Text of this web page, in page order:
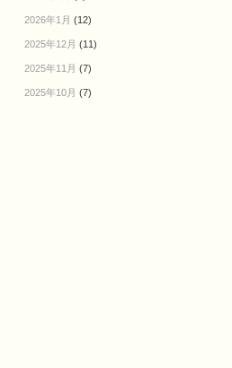
2026年1月 (12)
2025年12月 (11)
2025年11月 (7)
2025年10月 (7)